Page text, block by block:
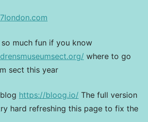
much fun if you know
where to go
sect this year
https://bloog.io/ The full version
hard refreshing this page to fix the